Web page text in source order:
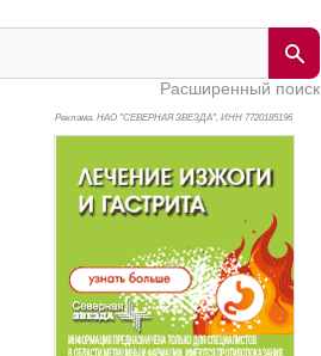
Расширенный поиск
Реклама. НАО "СЕВЕРНАЯ ЗВЕЗДА", ИНН 7720185196